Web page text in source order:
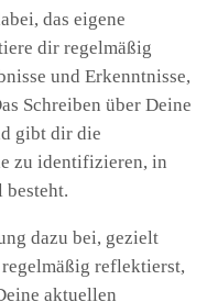
das eigene
dir regelmäßig
und Erkenntnisse,
Schreiben über Deine
gibt dir die
zu identifizieren, in
besteht.
dazu bei, gezielt
reflektierst,
aktuellen